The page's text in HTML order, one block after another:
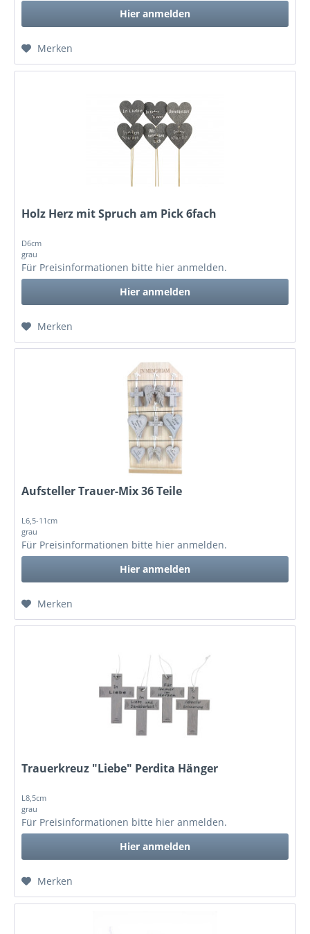
Hier anmelden
Merken
Holz Herz mit Spruch am Pick 6fach
D6cm
grau
Für Preisinformationen bitte hier anmelden.
Hier anmelden
Merken
Aufsteller Trauer-Mix 36 Teile
L6,5-11cm
grau
Für Preisinformationen bitte hier anmelden.
Hier anmelden
Merken
Trauerkreuz "Liebe" Perdita Hänger
L8,5cm
grau
Für Preisinformationen bitte hier anmelden.
Hier anmelden
Merken